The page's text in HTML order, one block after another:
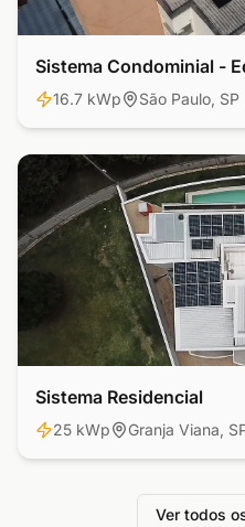
Comercial
Sistema Condominial -
16.7 kWp São Paulo, SP
Residencial
Sistema Residencial
25 kWp Granja Viana,
Ver todos